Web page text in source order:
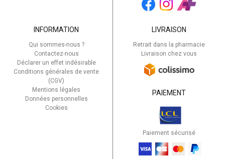
INFORMATION
Qui sommes-nous ?
Contactez-nous
Déclarer un effet indésirable
Conditions générales de vente
(CGV)
Mentions légales
Données personnelles
Cookies
LIVRAISON
Retrait dans la pharmacie
Livraison chez vous
PAIEMENT
Paiement sécurisé